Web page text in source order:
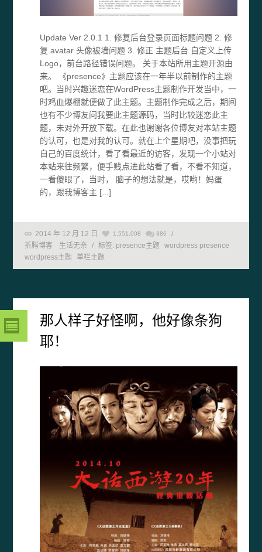
Update Ver 2.0.1 1. 修复后台登录页面标题问题 2. 修
复 avatar 头像被墙问题 3. 修正 主题后台 自定义上传
Logo，前台路径错误问题。 关于本站所用主题开源由
来。 《presence》主题应该在一年半以前制作的主题
吧。当时兴趣迷恋在WordPress主题制作开发当中，一
时鸡血爆棚就便做了此主题。主题制作完成之后，期间
也有不少博友问我要此主题源码，当时比较迷恋此主
题，未对外开放下载。在此也谢谢各位博友对本站主题
的认可，也是对我的认可。就在上个星期吧，没事把玩
自己的百度统计，看了看最近的访客，发现一个小站对
本站来往频繁，便手贱点进此站看了看，不看不知道，
一看傻眼了，当时， 脑子的想法就是，哎哟！妈蛋
的，跟我博客主 [...]
2014 年 12 月 12 日 1,551,008 386
/
折腾博客
生活无奈 / 标签: presence主题
wordpress presence
wordpress主题
单栏主题
那人样子好怪啊，他好像条狗
耶！